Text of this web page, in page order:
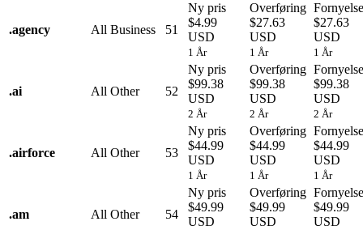
.agency All Business 51
Ny pris
$4.99
USD
1 År
Overføring
$27.63
USD
1 År
Fornyelse
$27.63
USD
1 År
.ai All Other 52
Ny pris
$99.38
USD
2 År
Overføring
$99.38
USD
2 År
Fornyelse
$99.38
USD
2 År
.airforce All Other 53
Ny pris
$44.99
USD
1 År
Overføring
$44.99
USD
1 År
Fornyelse
$44.99
USD
1 År
.am All Other 54
Ny pris
$49.99
USD
Overføring
$49.99
USD
Fornyelse
$49.99
USD